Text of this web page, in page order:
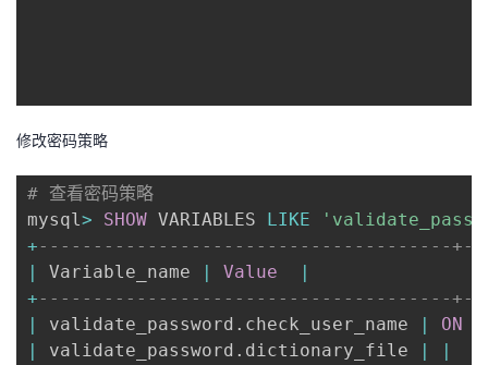
证
实
的
议
修改密码策略
# 查看密码策略
mysql> SHOW VARIABLES LIKE
+--------------------------------------
|
Variable_name | Value
|
+--------------------------------------
|
validate_password . check_user_name | ON
|
validate_password . dictionary_file |
|